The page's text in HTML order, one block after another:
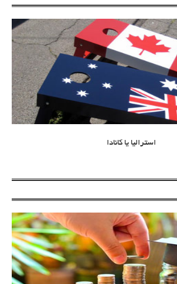
استراليا يا کانادا